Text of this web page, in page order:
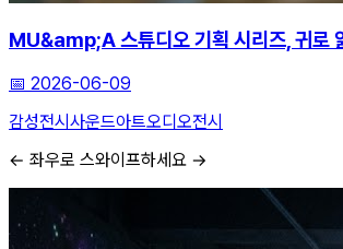
MU&amp;A 스튜디오 기획 시리즈, 귀로
📅 2026-06-09
감성전시 사운드아트오디오전시
← 좌우로 스와이프하세요 →